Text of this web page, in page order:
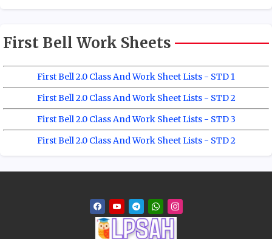
First Bell Work Sheets
First Bell 2.0 Class And Work Sheet Lists - STD 1
First Bell 2.0 Class And Work Sheet Lists - STD 2
First Bell 2.0 Class And Work Sheet Lists - STD 3
First Bell 2.0 Class And Work Sheet Lists - STD 2